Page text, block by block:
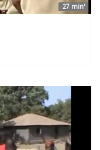
27 min'